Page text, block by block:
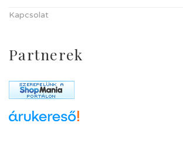
Kapcsolat
Partnerek